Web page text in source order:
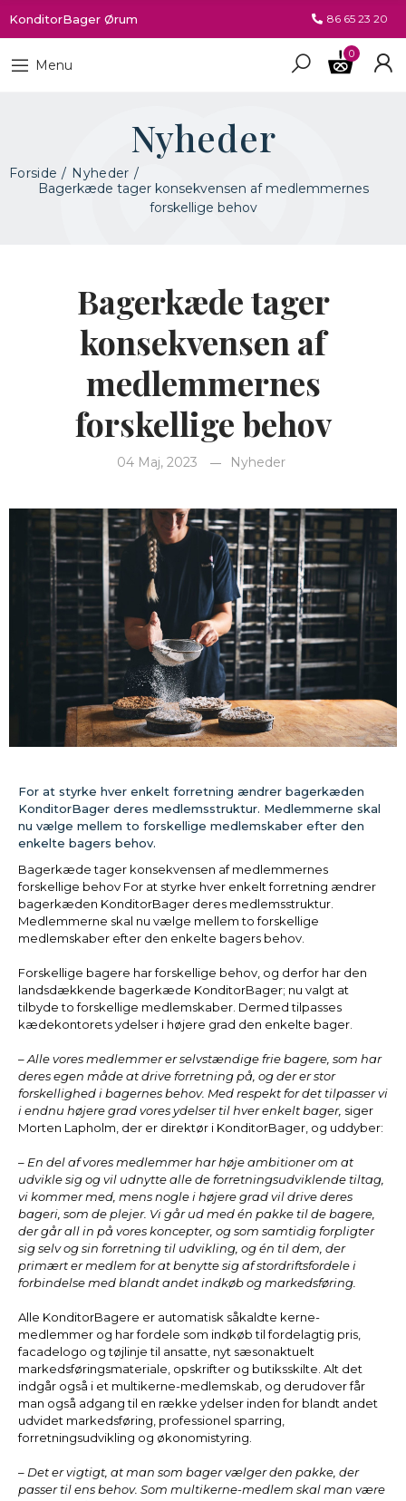
KonditorBager Ørum 86 65 23 20
Menu
0
Nyheder
Forside
Nyheder
Bagerkæde tager konsekvensen af medlemmernes
forskellige behov
Bagerkæde tager
konsekvensen af
medlemmernes
forskellige behov
04 Maj, 2023 Nyheder
For at styrke hver enkelt forretning ændrer bagerkæden
KonditorBager deres medlemsstruktur. Medlemmerne skal
nu vælge mellem to forskellige medlemskaber efter den
enkelte bagers behov.
Bagerkæde tager konsekvensen af medlemmernes
forskellige behov For at styrke hver enkelt forretning ændrer
bagerkæden KonditorBager deres medlemsstruktur.
Medlemmerne skal nu vælge mellem to forskellige
medlemskaber efter den enkelte bagers behov.
Forskellige bagere har forskellige behov, og derfor har den
landsdækkende bagerkæde KonditorBager; nu valgt at
tilbyde to forskellige medlemskaber. Dermed tilpasses
kædekontorets ydelser i højere grad den enkelte bager.
– Alle vores medlemmer er selvstændige frie bagere, som har
deres egen måde at drive forretning på, og der er stor
forskellighed i bagernes behov. Med respekt for det tilpasser vi
i endnu højere grad vores ydelser til hver enkelt bager, siger
Morten Lapholm, der er direktør i KonditorBager, og uddyber:
– En del af vores medlemmer har høje ambitioner om at
udvikle sig og vil udnytte alle de forretningsudviklende tiltag,
vi kommer med, mens nogle i højere grad vil drive deres
bageri, som de plejer. Vi går ud med én pakke til de bagere,
der går all in på vores koncepter, og som samtidig forpligter
sig selv og sin forretning til udvikling, og én til dem, der
primært er medlem for at benytte sig af stordriftsfordele i
forbindelse med blandt andet indkøb og markedsføring.
Alle KonditorBagere er automatisk såkaldte kerne-
medlemmer og har fordele som indkøb til fordelagtig pris,
facadelogo og tøjlinje til ansatte, nyt sæsonaktuelt
markedsføringsmateriale, opskrifter og butiksskilte. Alt det
indgår også i et multikerne-medlemskab, og derudover får
man også adgang til en række ydelser inden for blandt andet
udvidet markedsføring, professionel sparring,
forretningsudvikling og økonomistyring.
– Det er vigtigt, at man som bager vælger den pakke, der
passer til ens behov. Som multikerne-medlem skal man være